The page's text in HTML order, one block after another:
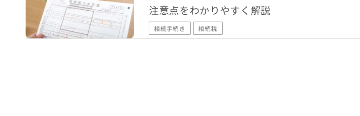
注意点をわかりやすく解説
相続手続き 相続税